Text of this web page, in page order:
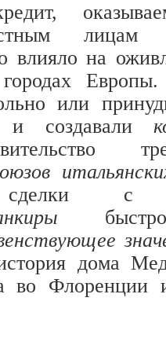
лицам
влияло на
Европы.
или
и создавали
сделки
дома
во Флоренции